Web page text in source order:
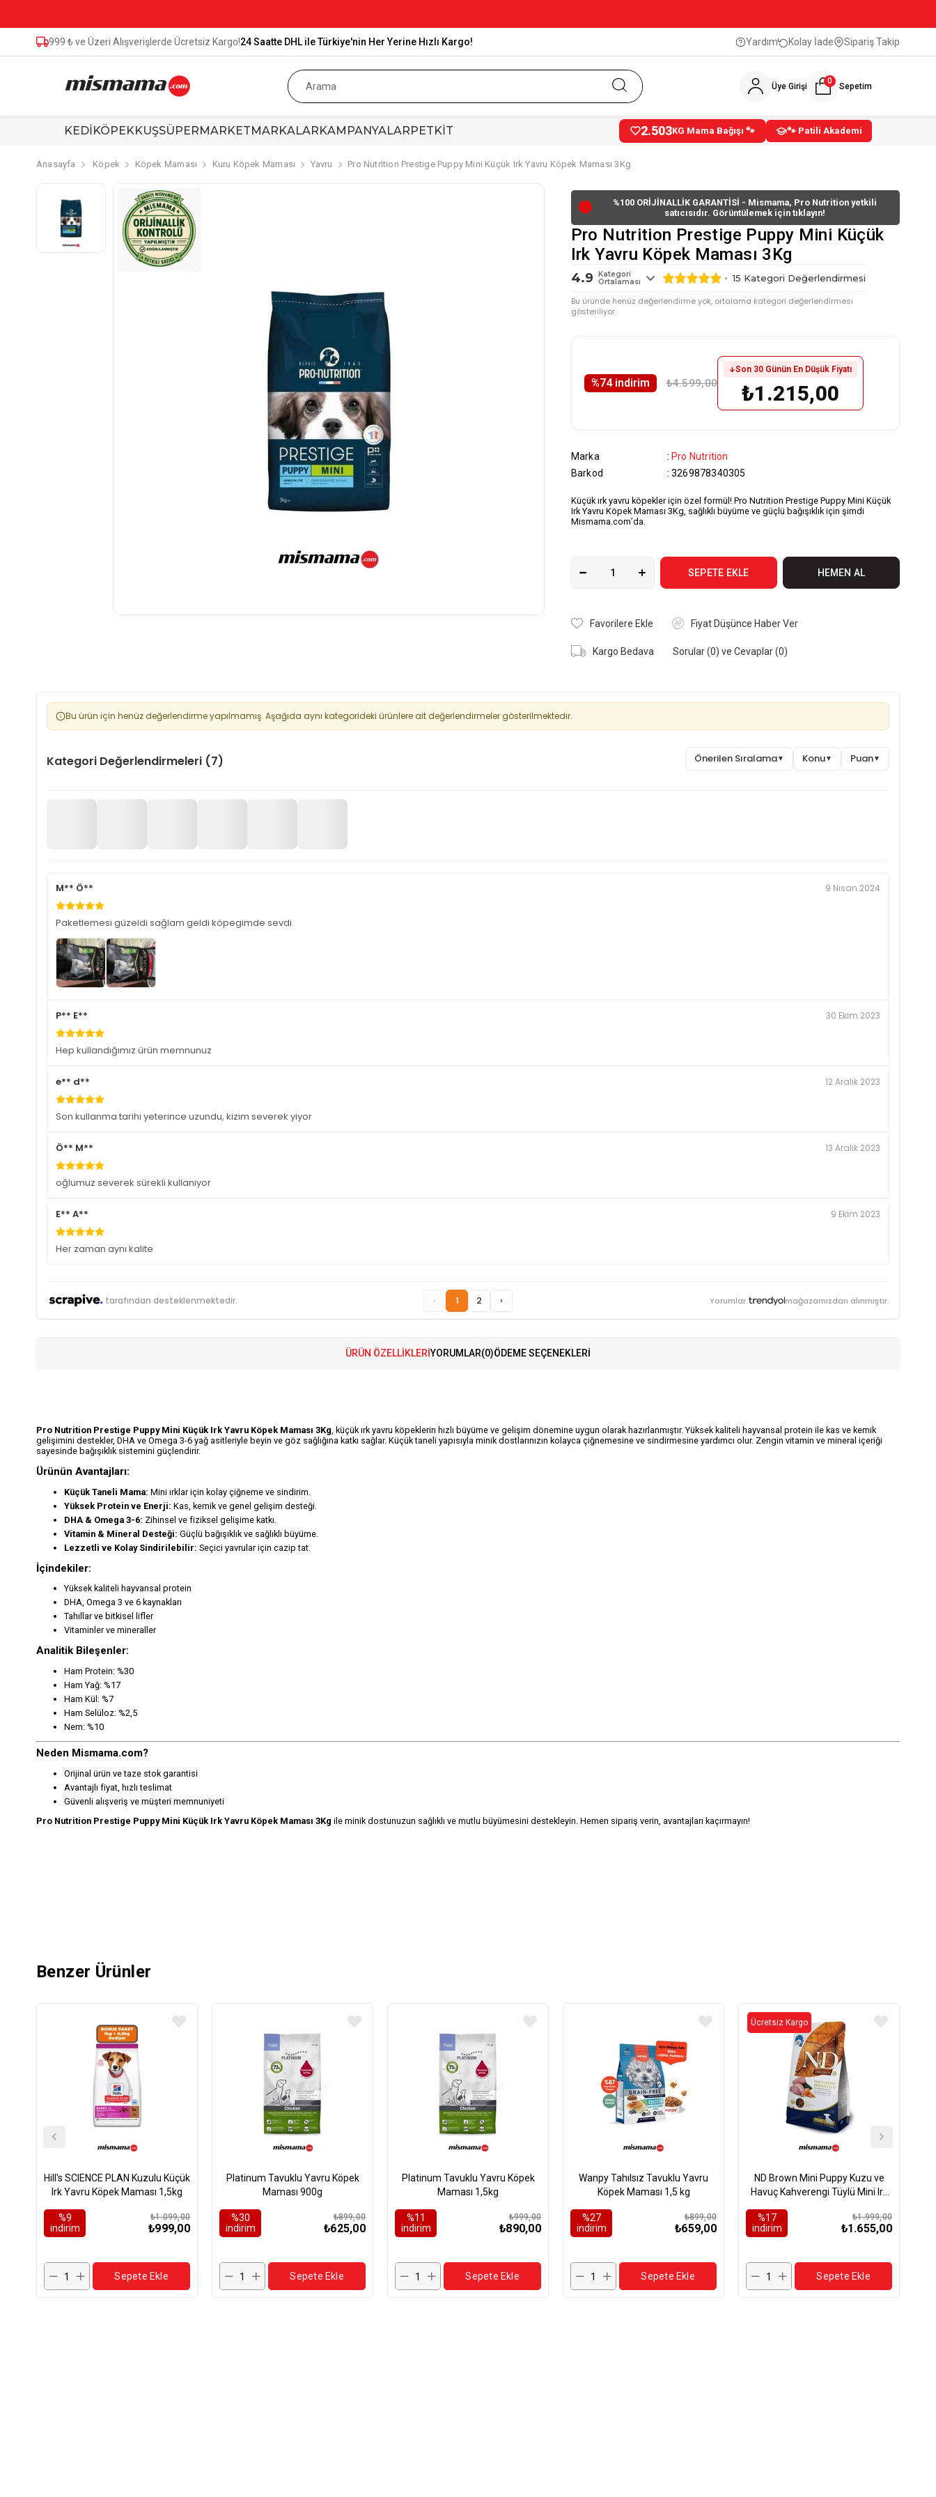
999 ₺ ve Üzeri Alışverişlerde Ücretsiz Kargo!24 Saatte DHL ile Türkiye'nin Her Yerine Hızlı Kargo! Yardım Kolay İade Sipariş Takip
Üye Girişi Sepetim
0
KEDİKÖPEKKUŞSÜPERMARKETMARKALARKAMPANYALARPETKİT 2.503KG Mama Bağışı 🐾 🐾 Patili Akademi
Anasayfa Köpek Köpek Maması Kuru Köpek Maması Yavru Pro Nutrition Prestige Puppy Mini Küçük Irk Yavru Köpek Maması 3Kg
🔴
%100 ORİJİNALLİK GARANTİSİ - Mismama, Pro Nutrition yetkili
satıcısıdır. Görüntülemek için tıklayın!
Pro Nutrition Prestige Puppy Mini Küçük
Irk Yavru Köpek Maması 3Kg
4.9
Kategori
Ortalaması
15 Kategori Değerlendirmesi
Bu üründe henüz değerlendirme yok, ortalama kategori değerlendirmesi
gösteriliyor.
%74 i̇ndirim ₺4.599,00
Son 30 Günün En Düşük Fiyatı
₺1.215,00
Marka : Pro Nutrition
Barkod
: 3269878340305
Küçük ırk yavru köpekler için özel formül! Pro Nutrition Prestige Puppy Mini Küçük
Irk Yavru Köpek Maması 3Kg, sağlıklı büyüme ve güçlü bağışıklık için şimdi
Mismama.com’da.
Favorilere Ekle Fiyat Düşünce Haber Ver
Kargo Bedava Sorular (0) ve Cevaplar (0)
Bu ürün için henüz değerlendirme yapılmamış. Aşağıda aynı kategorideki ürünlere ait değerlendirmeler gösterilmektedir.
Kategori Değerlendirmeleri (7) Önerilen Sıralama▼ Konu▼ Puan▼
M** Ö** 9 Nisan 2024
Paketlemesi güzeldi sağlam geldi köpegimde sevdi
P** E** 30 Ekim 2023
Hep kullandığımız ürün memnunuz
e** d** 12 Aralık 2023
Son kullanma tarihi yeterince uzundu, kizim severek yiyor
Ö** M** 13 Aralık 2023
oğlumuz severek sürekli kullanıyor
E** A** 9 Ekim 2023
Her zaman aynı kalite
tarafından desteklenmektedir. ‹ 1 2 › Yorumlar mağazamızdan alınmıştır.
ÜRÜN ÖZELLIKLERIYORUMLAR(0)ÖDEME SEÇENEKLERI
Pro Nutrition Prestige Puppy Mini Küçük Irk Yavru Köpek Maması 3Kg, küçük ırk yavru köpeklerin hızlı büyüme ve gelişim dönemine uygun olarak hazırlanmıştır. Yüksek kaliteli hayvansal protein ile kas ve kemik
gelişimini destekler, DHA ve Omega 3-6 yağ asitleriyle beyin ve göz sağlığına katkı sağlar. Küçük taneli yapısıyla minik dostlarınızın kolayca çiğnemesine ve sindirmesine yardımcı olur. Zengin vitamin ve mineral içeriği
sayesinde bağışıklık sistemini güçlendirir.
Ürünün Avantajları:
Küçük Taneli Mama: Mini ırklar için kolay çiğneme ve sindirim.
Yüksek Protein ve Enerji: Kas, kemik ve genel gelişim desteği.
DHA & Omega 3-6: Zihinsel ve fiziksel gelişime katkı.
Vitamin & Mineral Desteği: Güçlü bağışıklık ve sağlıklı büyüme.
Lezzetli ve Kolay Sindirilebilir: Seçici yavrular için cazip tat.
İçindekiler:
Yüksek kaliteli hayvansal protein
DHA, Omega 3 ve 6 kaynakları
Tahıllar ve bitkisel lifler
Vitaminler ve mineraller
Analitik Bileşenler:
Ham Protein: %30
Ham Yağ: %17
Ham Kül: %7
Ham Selüloz: %2,5
Nem: %10
Neden Mismama.com?
Orijinal ürün ve taze stok garantisi
Avantajlı fiyat, hızlı teslimat
Güvenli alışveriş ve müşteri memnuniyeti
Pro Nutrition Prestige Puppy Mini Küçük Irk Yavru Köpek Maması 3Kg ile minik dostunuzun sağlıklı ve mutlu büyümesini destekleyin. Hemen sipariş verin, avantajları kaçırmayın!
Benzer Ürünler
Hill's SCIENCE PLAN Kuzulu Küçük
Irk Yavru Köpek Maması 1,5kg
%9
i̇ndirim
₺999,00
₺1.099,00
Sepete Ekle
Platinum Tavuklu Yavru Köpek
Maması 900g
%30
i̇ndirim
₺625,00
₺899,00
Sepete Ekle
Platinum Tavuklu Yavru Köpek
Maması 1,5kg
%11
i̇ndirim
₺890,00
₺999,00
Sepete Ekle
Wanpy Tahılsız Tavuklu Yavru
Köpek Maması 1,5 kg
%27
i̇ndirim
₺659,00
₺899,00
Sepete Ekle
ND Brown Mini Puppy Kuzu ve
Havuç Kahverengi Tüylü Mini Irk
%17
i̇ndirim
₺1.655,00
₺1.999,00
Sepete Ekle
Ücretsiz Kargo